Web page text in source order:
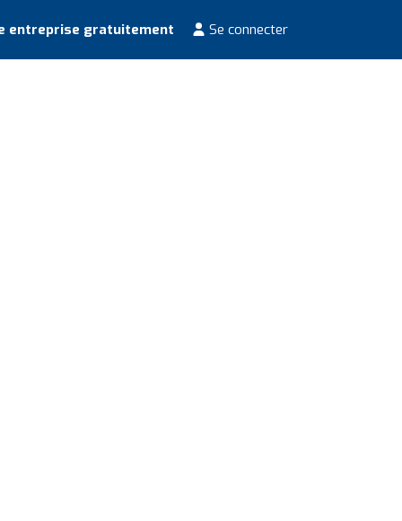
entreprise gratuitement Se connecter